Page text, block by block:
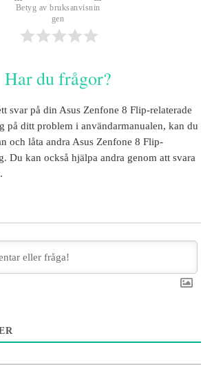
Betyg av bruksanvisnin
gen
Har du frågor?
svar på din Asus Zenfone 8 Flip-relaterade
på ditt problem i användarmanualen, kan du
och låta andra Asus Zenfone 8 Flip-
Du kan också hjälpa andra genom att svara